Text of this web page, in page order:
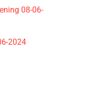
08-06-
2024